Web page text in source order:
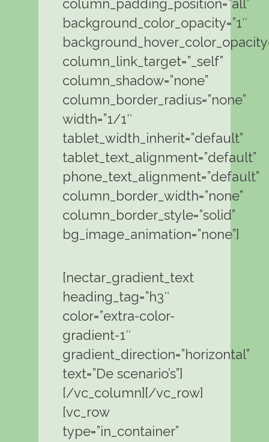
column_padding_position=”all”
background_color_opacity=”1″
column_link_target=”_self”
column_shadow=”none”
column_border_radius=”none”
width=”1/1″
tablet_width_inherit=”default”
tablet_text_alignment=”default”
phone_text_alignment=”default”
column_border_width=”none”
column_border_style=”solid”
bg_image_animation=”none”]
[nectar_gradient_text
heading_tag=”h3″
color=”extra-color-
gradient-1″
gradient_direction=”horizontal”
text=”De scenario’s”]
[/vc_column][/vc_row]
[vc_row
type=”in_container”